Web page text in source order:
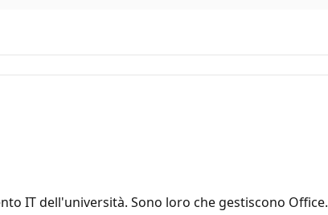
IT dell'università. Sono loro che gestiscono Office.